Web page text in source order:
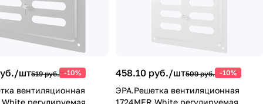
шт519 руб. -10%
вентиляционная
регулируемая
458.10 руб./шт509 руб. -10%
ЭРА.Решетка вентиляционная
1724MER White регулируемая